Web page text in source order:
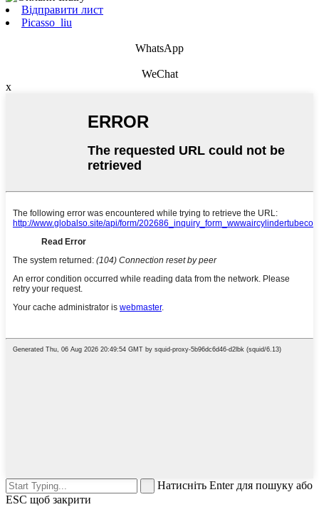
Відправити лист
Picasso_liu
WhatsApp
WeChat
x
Натисніть Enter для пошуку або
ESC щоб закрити